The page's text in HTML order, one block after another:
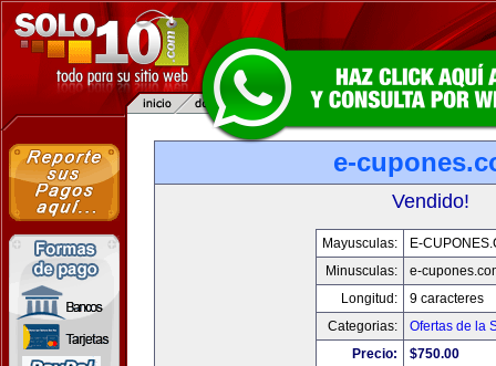
e-
Vendido!
Mayusculas:
E-
Minusculas:
e-
Longitud:
9 caracteres
Categorias:
Ofertas de la
Precio:
$750.00